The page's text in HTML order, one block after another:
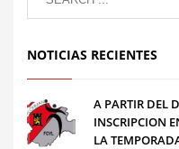
NOTICIAS RECIENTES
A PARTIR DEL
INSCRIPCION
LA